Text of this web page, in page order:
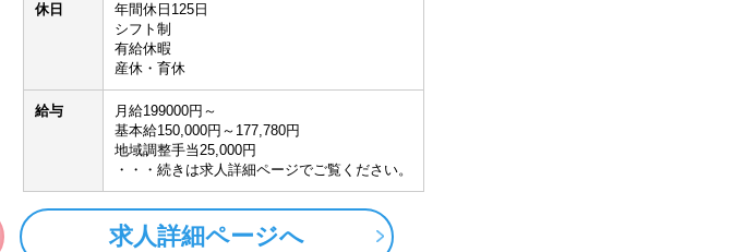
休日
年間休日125日
シフト制
有給休暇
産休・育休
給与
月給199000円～
基本給150,000円～177,780円
地域調整手当25,000円
・・・続きは求人詳細ページでご覧ください。
求人詳細ページへ